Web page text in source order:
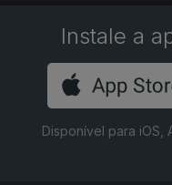
Instale a
Disponível para iOS,